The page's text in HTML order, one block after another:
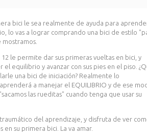
bici le sea realmente de ayuda para
lo vas a lograr comprando una bici de estilo
le permite dar sus primeras vueltas en bici, y
equilibrio y avanzar con sus pies en el piso.
una bici de iniciación? Realmente lo
a manejar el EQUILIBRIO y de ese
las rueditas" cuando tenga que usar su
del aprendizaje, y disfruta de ver
en su primera bici. La va amar.